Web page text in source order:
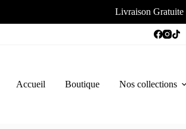
Livraison
Accueil Boutique Nos collections